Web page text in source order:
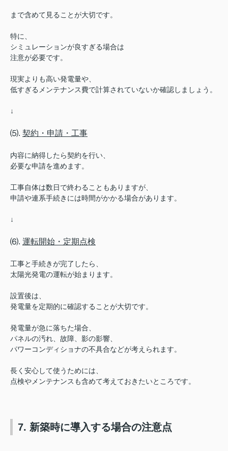
まで含めて見ることが大切です。
特に、
シミュレーションが良すぎる場合は
注意が必要です。
現実よりも高い発電量や、
低すぎるメンテナンス費で計算されていないか確認しましょう。
↓
⑸. 契約・申請・工事
内容に納得したら契約を行い、
必要な申請を進めます。
工事自体は数日で終わることもありますが、
申請や連系手続きには時間がかかる場合があります。
↓
⑹. 運転開始・定期点検
工事と手続きが完了したら、
太陽光発電の運転が始まります。
設置後は、
発電量を定期的に確認することが大切です。
発電量が急に落ちた場合、
パネルの汚れ、故障、影の影響、
パワーコンディショナの不具合などが考えられます。
長く安心して使うためには、
点検やメンテナンスも含めて考えておきたいところです。
7. 新築時に導入する場合の注意点